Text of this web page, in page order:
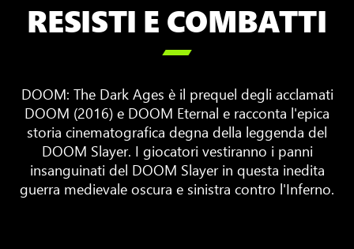
RESISTI E COMBATTI

DOOM: The Dark Ages è il prequel degli acclamati
DOOM (2016) e DOOM Eternal e racconta l'epica
storia cinematografica degna della leggenda del
DOOM Slayer. I giocatori vestiranno i panni
insanguinati del DOOM Slayer in questa inedita
guerra medievale oscura e sinistra contro l'Inferno.